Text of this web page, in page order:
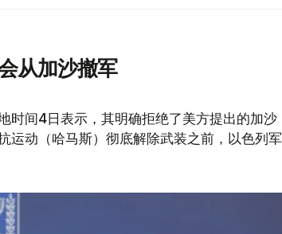
从加沙撤军
时间4日表示，其明确拒绝了美方提出的加沙
运动（哈马斯）彻底解除武装之前，以色列军